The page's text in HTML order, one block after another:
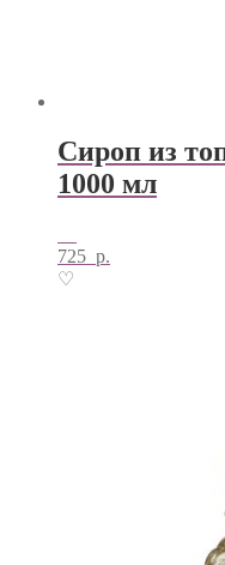
Сироп из
1000 мл
725 р.
♡